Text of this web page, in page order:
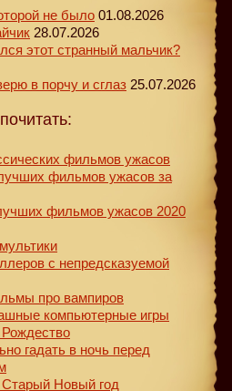
не было 01.08.2026
28.07.2026
этот странный мальчик?
в порчу и сглаз 25.07.2026
фильмов ужасов
фильмов ужасов за
фильмов ужасов 2020
с непредсказуемой
про вампиров
компьютерные игры
гадать в ночь перед
Старый Новый год